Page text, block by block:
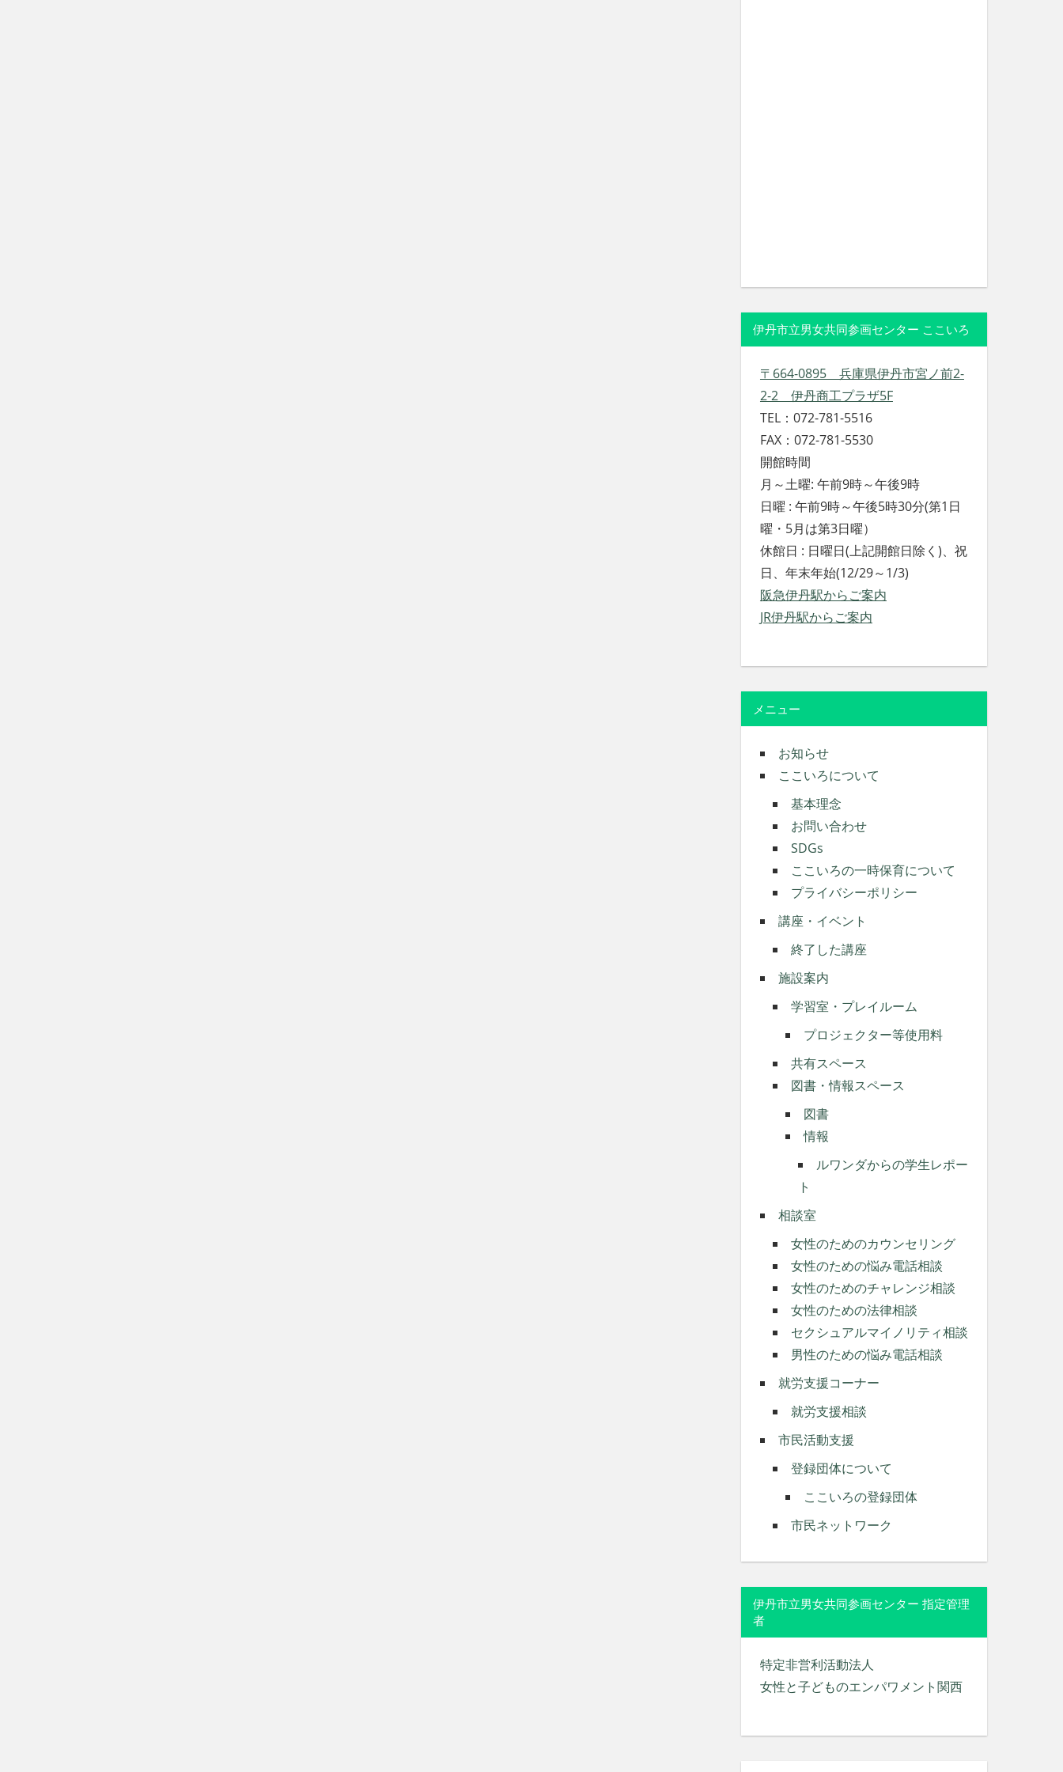
伊丹市立男女共同参画センター ここいろ
〒664-0895 兵庫県伊丹市宮ノ前2-
2-2 伊丹商工プラザ5F
TEL：072-781-5516
FAX：072-781-5530
開館時間
月～土曜: 午前9時～午後9時
日曜 : 午前9時～午後5時30分(第1日
曜・5月は第3日曜）
休館日 : 日曜日(上記開館日除く)、祝
日、年末年始(12/29～1/3)
阪急伊丹駅からご案内
JR伊丹駅からご案内
メニュー
お知らせ
ここいろについて
基本理念
お問い合わせ
SDGs
ここいろの一時保育について
プライバシーポリシー
講座・イベント
終了した講座
施設案内
学習室・プレイルーム
プロジェクター等使用料
共有スペース
図書・情報スペース
図書
情報
ルワンダからの学生レポー
ト
相談室
女性のためのカウンセリング
女性のための悩み電話相談
女性のためのチャレンジ相談
女性のための法律相談
セクシュアルマイノリティ相談
男性のための悩み電話相談
就労支援コーナー
就労支援相談
市民活動支援
登録団体について
ここいろの登録団体
市民ネットワーク
伊丹市立男女共同参画センター 指定管理
者
特定非営利活動法人
女性と子どものエンパワメント関西